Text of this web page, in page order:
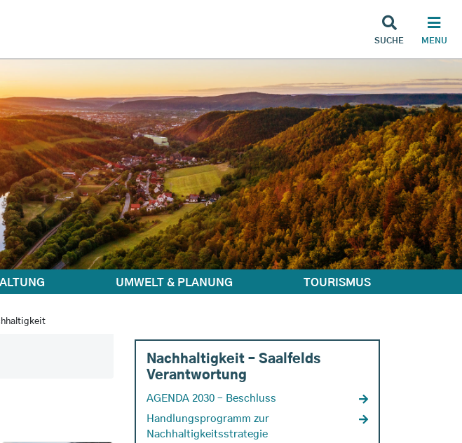
SUCHE MENU
UMWELT & PLANUNG TOURISMUS
Nachhaltigkeit – Saalfelds
Verantwortung
AGENDA 2030 – Beschluss
Handlungsprogramm zur
Nachhaltigkeitsstrategie